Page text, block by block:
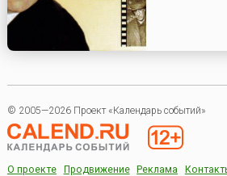
© 2005—2026 Проект «Календарь событий»
О проекте Продвижение Реклама